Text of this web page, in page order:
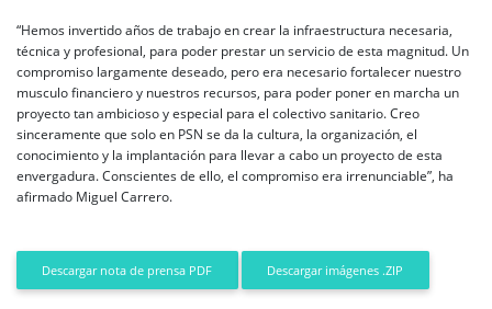
“Hemos invertido años de trabajo en crear la infraestructura necesaria,
técnica y profesional, para poder prestar un servicio de esta magnitud. Un
compromiso largamente deseado, pero era necesario fortalecer nuestro
musculo financiero y nuestros recursos, para poder poner en marcha un
proyecto tan ambicioso y especial para el colectivo sanitario. Creo
sinceramente que solo en PSN se da la cultura, la organización, el
conocimiento y la implantación para llevar a cabo un proyecto de esta
envergadura. Conscientes de ello, el compromiso era irrenunciable”, ha
afirmado Miguel Carrero.
Descargar nota de prensa PDF Descargar imágenes .ZIP